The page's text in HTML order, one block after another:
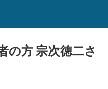
の方 宗次徳二さ